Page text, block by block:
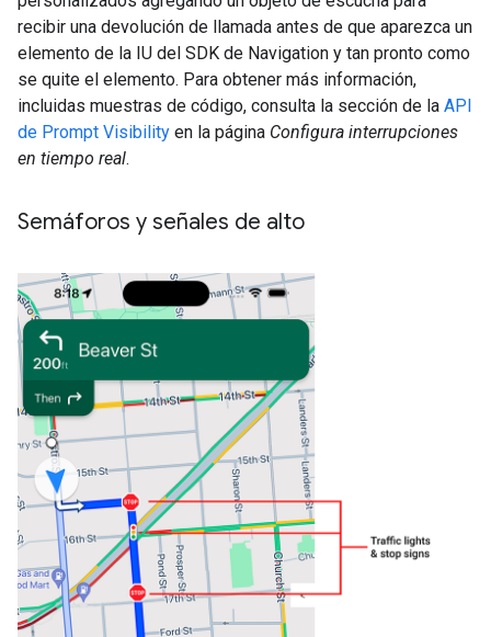
recibir una devolución de llamada antes de que aparezca un
elemento de la IU del SDK de Navigation y tan pronto como
se quite el elemento. Para obtener más información,
incluidas muestras de código, consulta la sección de la API
de Prompt Visibility en la página Configura interrupciones
en tiempo real.
Semáforos y señales de alto